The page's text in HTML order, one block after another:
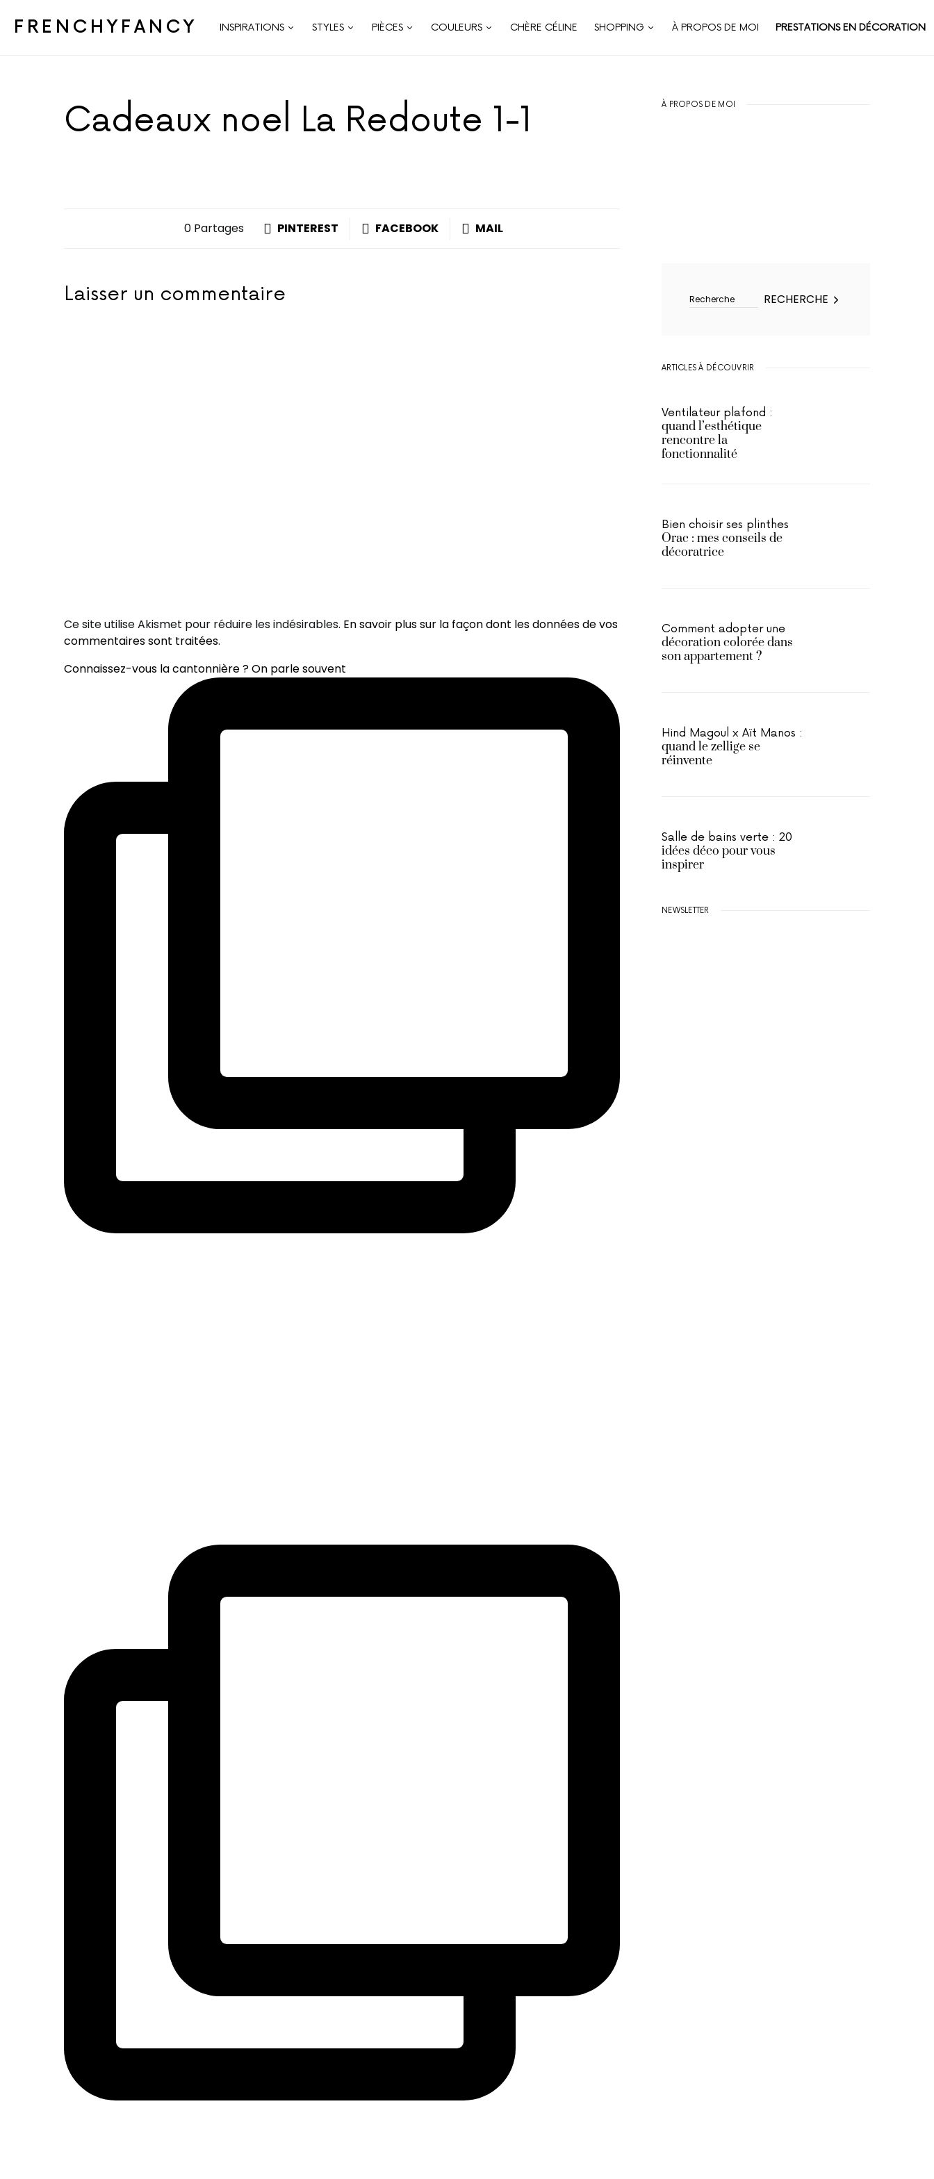
FRENCHYFANCY INSPIRATIONS STYLES PIÈCES COULEURS CHÈRE CÉLINE SHOPPING À PROPOS DE MOI PRESTATIONS EN DÉCORATION
Cadeaux noel La Redoute 1-1
0 Partages PINTEREST FACEBOOK MAIL
Laisser un commentaire
Ce site utilise Akismet pour réduire les indésirables. En savoir plus sur la façon dont les données de vos
commentaires sont traitées.
Connaissez-vous la cantonnière ? On parle souvent
À PROPOS DE MOI
RECHERCHE
ARTICLES À DÉCOUVRIR
Ventilateur plafond :
quand l’esthétique
rencontre la
fonctionnalité
Bien choisir ses plinthes
Orac : mes conseils de
décoratrice
Comment adopter une
décoration colorée dans
son appartement ?
Hind Magoul x Aït Manos :
quand le zellige se
réinvente
Salle de bains verte : 20
idées déco pour vous
inspirer
NEWSLETTER